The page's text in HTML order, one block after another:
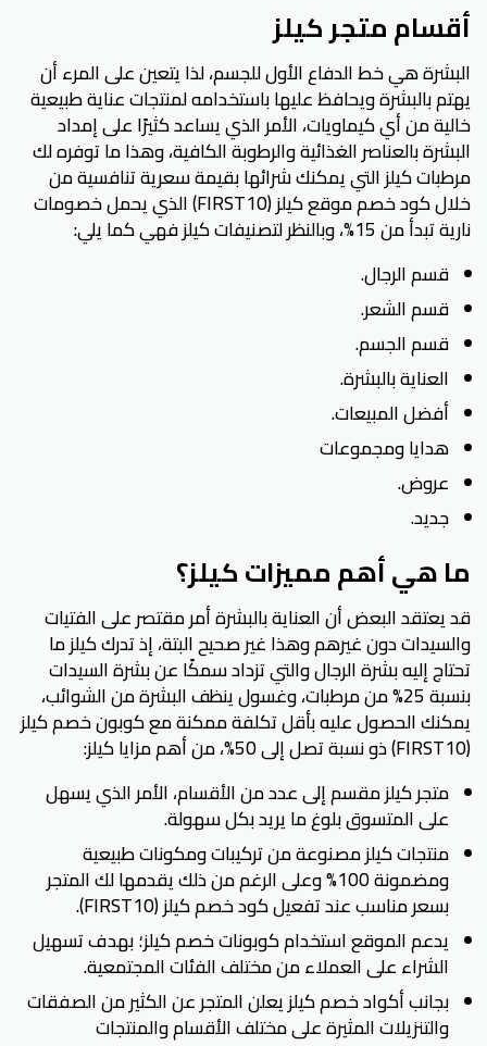
أقسام متجر كيلز
البشرة هي خط الدفاع الأول للجسم، لذا يتعين على المرء أن
يهتم بالبشرة ويحافظ عليها باستخدامه لمنتجات عناية طبيعية
خالية من أي كيماويات، الأمر الذي يساعد كثيرًا على إمداد
البشرة بالعناصر الغذائية والرطوبة الكافية، وهذا ما توفره لك
مرطبات كيلز التي يمكنك شرائها بقيمة سعرية تنافسية من
خلال كود خصم موقع كيلز (FIRST10) الذي يحمل خصومات
نارية تبدأ من 15%، وبالنظر لتصنيفات كيلز فهي كما يلي:
قسم الرجال.
قسم الشعر.
قسم الجسم.
العناية بالبشرة.
أفضل المبيعات.
هدايا ومجموعات
عروض.
جديد.
ما هي أهم مميزات كيلز؟
قد يعتقد البعض أن العناية بالبشرة أمر مقتصر على الفتيات
والسيدات دون غيرهم وهذا غير صحيح البتة، إذ تدرك كيلز ما
تحتاج إليه بشرة الرجال والتي تزداد سمكًا عن بشرة السيدات
بنسبة 25% من مرطبات، وغسول ينظف البشرة من الشوائب،
يمكنك الحصول عليه بأقل تكلفة ممكنة مع كوبون خصم كيلز
(FIRST10) ذو نسبة تصل إلى 50%، من أهم مزايا كيلز:
متجر كيلز مقسم إلى عدد من الأقسام، الأمر الذي يسهل
على المتسوق بلوغ ما يريد بكل سهولة.
منتجات كيلز مصنوعة من تركيبات ومكونات طبيعية
ومضمونة 100% وعلى الرغم من ذلك يقدمها لك المتجر
بسعر مناسب عند تفعيل كود خصم كيلز (FIRST10).
يدعم الموقع استخدام كوبونات خصم كيلز؛ بهدف تسهيل
الشراء على العملاء من مختلف الفئات المجتمعية.
بجانب أكواد خصم كيلز يعلن المتجر عن الكثير من الصفقات
والتنزيلات المثيرة على مختلف الأقسام والمنتجات